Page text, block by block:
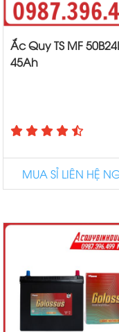
Ắc Quy TS MF
45Ah
MUA SỈ LIÊN HỆ